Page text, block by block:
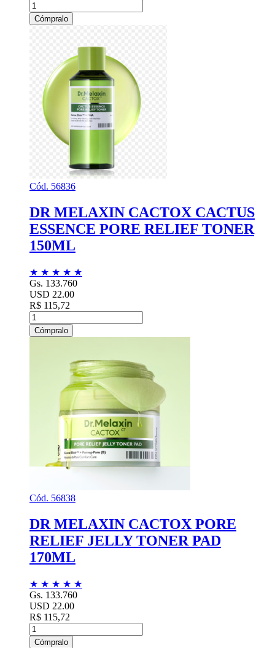
Cómpralo
Cód. 56836
DR MELAXIN CACTOX CACTUS
ESSENCE PORE RELIEF TONER
150ML
★ ★ ★ ★ ★
Gs. 133.760
USD 22.00
R$ 115,72
Cómpralo
Cód. 56838
DR MELAXIN CACTOX PORE
RELIEF JELLY TONER PAD
170ML
★ ★ ★ ★ ★
Gs. 133.760
USD 22.00
R$ 115,72
Cómpralo